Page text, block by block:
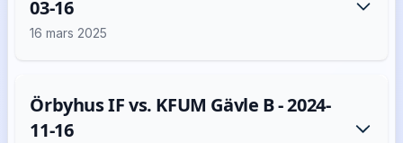
03-16
16 mars 2025
Örbyhus IF vs. KFUM Gävle B - 2024-
11-16